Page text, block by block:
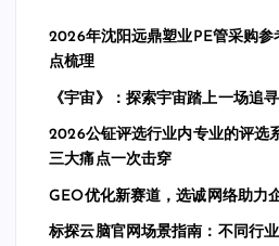
2026年沈阳远鼎塑业PE管采购
点梳理
《宇宙》：探索宇宙踏上一场追
2026公钲评选行业内专业的评选
三大痛点一次击穿
GEO优化新赛道，选诚网络助力
标探云脑官网场景指南：不同行